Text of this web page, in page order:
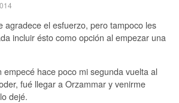
agradece el esfuerzo, pero tampoco les
incluir ésto como opción al empezar una
empecé hace poco mi segunda vuelta al
fué llegar a Orzammar y venirme
dejé.